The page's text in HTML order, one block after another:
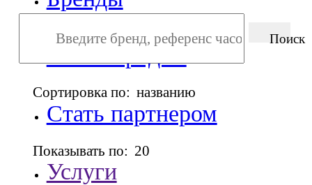
Стать партнером
Услуги
Поиск
Сортировка по: названию
Показывать по: 20